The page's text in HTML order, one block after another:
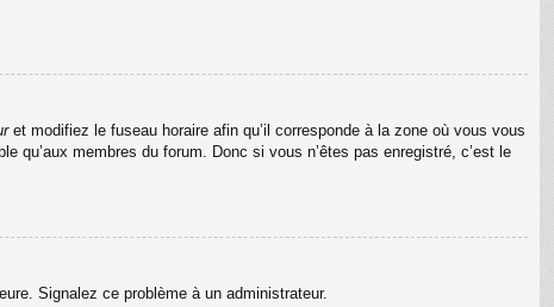
et modifiez le fuseau horaire afin qu’il corresponde à la zone où vous vous
membres du forum. Donc si vous n’êtes pas enregistré, c’est le
Signalez ce problème à un administrateur.